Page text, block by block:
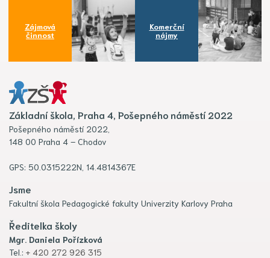
Zájmová
činnost
Komerční
nájmy
Základní škola, Praha 4, Pošepného náměstí 2022
Pošepného náměstí 2022,
148 00 Praha 4 – Chodov
GPS: 50.0315222N, 14.4814367E
Jsme
Fakultní škola Pedagogické fakulty Univerzity Karlovy Praha
Ředitelka školy
Mgr. Daniela Pořízková
Tel.: + 420 272 926 315